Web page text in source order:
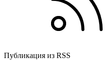
Публикация из RSS